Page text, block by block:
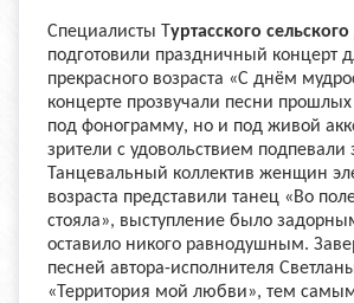
Специалисты Туртасского
подготовили праздничный концерт
прекрасного возраста «С днём
концерте прозвучали песни прошлых
под фонограмму, но и под живой
зрители с удовольствием
Танцевальный коллектив женщин
возраста представили танец «Во
стояла», выступление было
оставило никого равнодушным.
песней автора-исполнителя
«Территория мой любви», тем